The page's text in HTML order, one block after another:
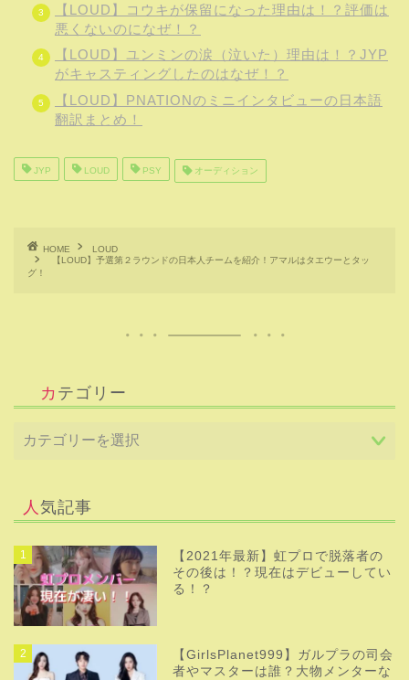
【LOUD】コウキが保留になった理由は！？評価は
悪くないのになぜ！？
【LOUD】ユンミンの涙（泣いた）理由は！？JYP
がキャスティングしたのはなぜ！？
【LOUD】PNATIONのミニインタビューの日本語
翻訳まとめ！
JYP LOUD PSY オーディション
HOME
LOUD
【LOUD】予選第２ラウンドの日本人チームを紹介！アマルはタエウーとタッ
グ！
カテゴリー
人気記事
1
【2021年最新】虹プロで脱落者の
その後は！？現在はデビューしてい
る！？
2
【GirlsPlanet999】ガルプラの司会
者やマスターは誰？大物メンターな